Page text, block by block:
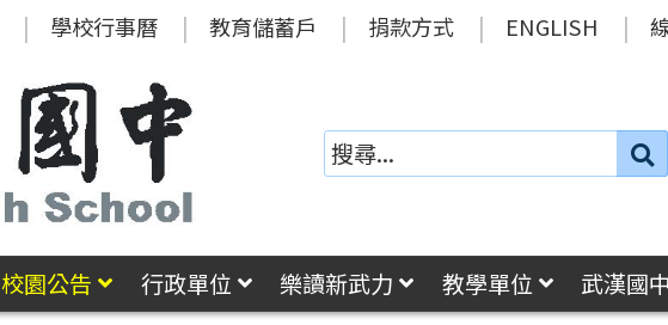
學校行事曆 教育儲蓄戶 捐款方式 ENGLISH
校園公告 行政單位 樂讀新武力 教學單位 武漢國